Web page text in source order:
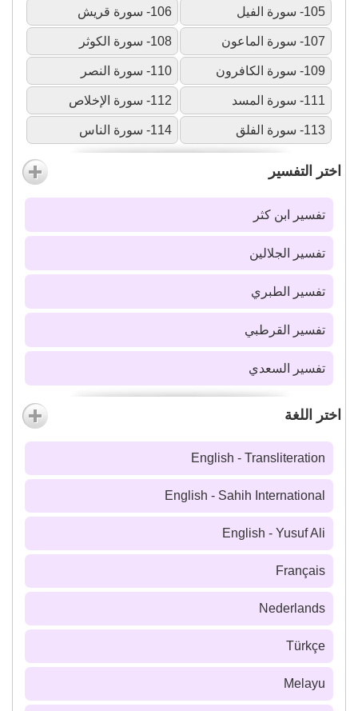
105- سورة الفيل 106- سورة قريش
107- سورة الماعون 108- سورة الكوثر
109- سورة الكافرون 110- سورة النصر
111- سورة المسد 112- سورة الإخلاص
113- سورة الفلق 114- سورة الناس
اختر التفسير
تفسير ابن كثر
تفسير الجلالين
تفسير الطبري
تفسير القرطبي
تفسير السعدي
اختر اللغة
English - Transliteration
English - Sahih International
English - Yusuf Ali
Français
Nederlands
Türkçe
Melayu